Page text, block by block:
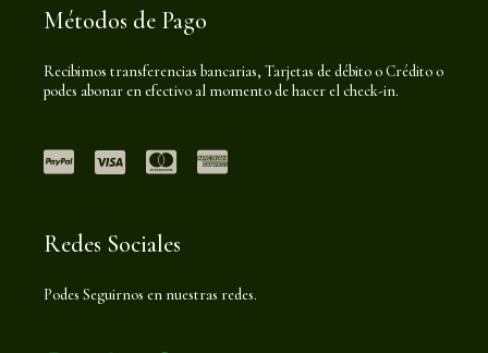
Métodos de Pago
Recibimos transferencias bancarias, Tarjetas de débito o Crédito o
podes abonar en efectivo al momento de hacer el check-in.
Redes Sociales
Podes Seguirnos en nuestras redes.